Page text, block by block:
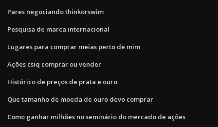
Pares negociando thinkorswim
Pesquisa de marca internacional
Lugares para comprar meias perto de mim
Ações csiq comprar ou vender
Histórico de preços de prata e ouro
Que tamanho de moeda de ouro devo comprar
Como ganhar milhões no seminário do mercado de ações